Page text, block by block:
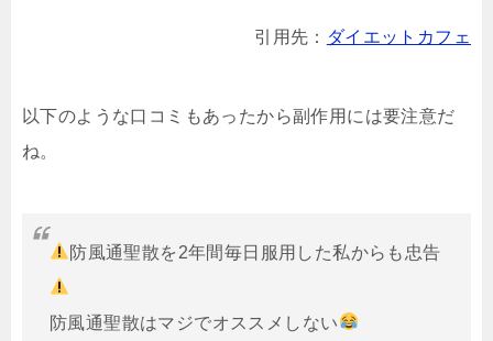
引用先： ダイエットカフェ
以下のような口コミもあったから副作用には要注意だ
ね。
防風通聖散を2年間毎日服用した私からも忠告
防風通聖散はマジでオススメしない